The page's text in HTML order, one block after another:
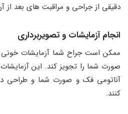
دقیقی از جراحی و مراقبت های بعد از
انجام آزمایشات و تصویربرداری
ممکن است جراح شما آزمایشات
صورت شما را تجویز کند. این
آناتومی فک و صورت شما و طراحی
کنند.